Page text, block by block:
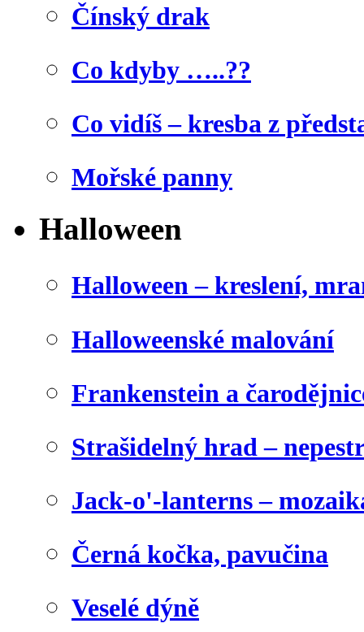
Čínský drak
Co kdyby …..??
Co vidíš – kresba z
Mořské panny
Halloween
Halloween – kreslení,
Halloweenské malování
Frankenstein a
Strašidelný hrad –
Jack-o'-lanterns –
Černá kočka, pavučina
Veselé dýně